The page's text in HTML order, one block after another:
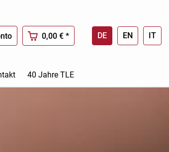
DE EN IT
0,00 € *
40 Jahre TLE